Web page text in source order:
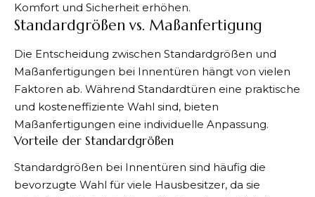
Komfort und Sicherheit erhöhen.
Standardgrößen vs. Maßanfertigung
Die Entscheidung zwischen Standardgrößen und
Maßanfertigungen bei Innentüren hängt von vielen
Faktoren ab. Während Standardtüren eine praktische
und kosteneffiziente Wahl sind, bieten
Maßanfertigungen eine individuelle Anpassung.
Vorteile der Standardgrößen
Standardgrößen bei Innentüren sind häufig die
bevorzugte Wahl für viele Hausbesitzer, da sie